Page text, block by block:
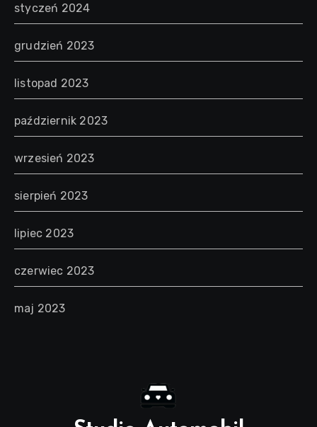
styczeń 2024
grudzień 2023
listopad 2023
październik 2023
wrzesień 2023
sierpień 2023
lipiec 2023
czerwiec 2023
maj 2023